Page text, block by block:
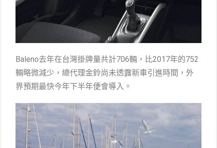
Baleno去年在台灣掛牌量共計706輛，比2017年的752
輛略微減少，總代理金鈴尚未透露新車引進時間，外
界預期最快今年下半年便會導入。